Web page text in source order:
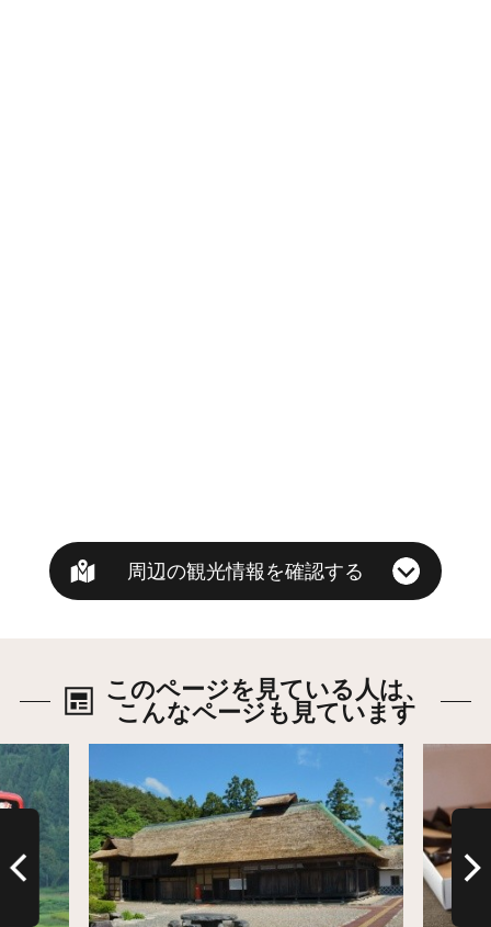
周辺の観光情報を確認する
このページを見ている人は、
こんなページも見ています